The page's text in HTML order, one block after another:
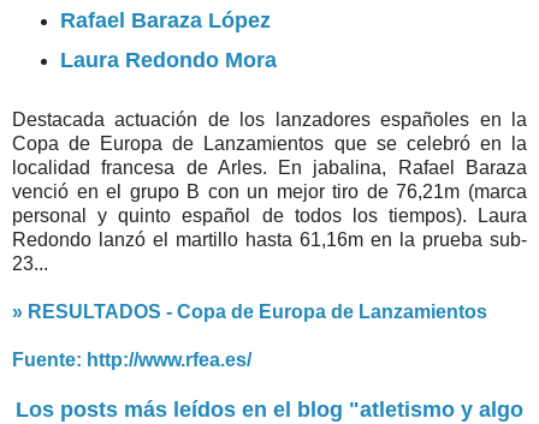
Rafael Baraza López
Laura Redondo Mora
Destacada actuación de los lanzadores españoles en la
Copa de Europa de Lanzamientos que se celebró en la
localidad francesa de Arles. En jabalina, Rafael Baraza
venció en el grupo B con un mejor tiro de 76,21m (marca
personal y quinto español de todos los tiempos). Laura
Redondo lanzó el martillo hasta 61,16m en la prueba sub-
23...
» RESULTADOS - Copa de Europa de Lanzamientos
Fuente: http://www.rfea.es/
Los posts más leídos en el blog "atletismo y algo